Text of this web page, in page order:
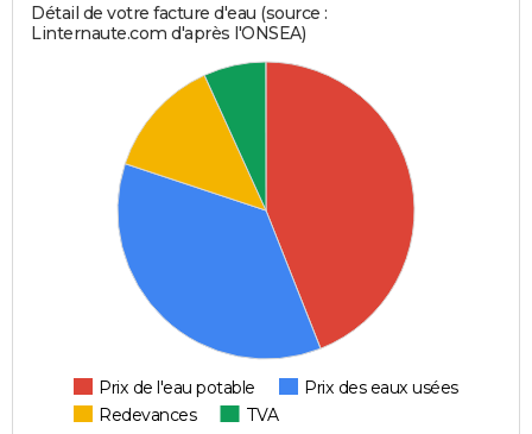
Détail de votre facture d'eau (source :
Linternaute.com d'après l'ONSEA)
Prix de l'eau potable
Prix des eaux usées
Redevances
TVA